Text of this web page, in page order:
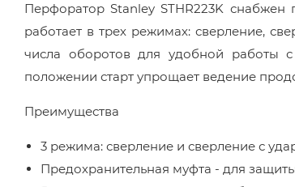
Перфоратор Stanley STHR223K снабжен
работает в трех режимах: сверление,
числа оборотов для удобной работы
положении старт упрощает ведение
Преимущества
3 режима: сверление и сверление с
Предохранительная муфта - для